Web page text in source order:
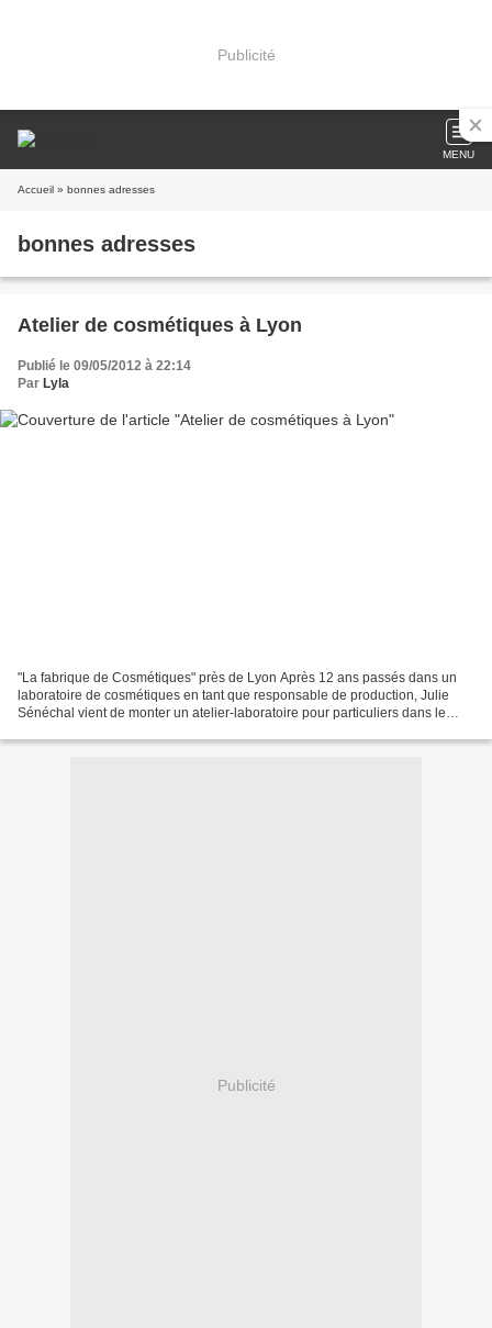
Publicité
MENU
Accueil » bonnes adresses
bonnes adresses
Atelier de cosmétiques à Lyon
Publié le 09/05/2012 à 22:14
Par Lyla
"La fabrique de Cosmétiques" près de Lyon Après 12 ans passés dans un
laboratoire de cosmétiques en tant que responsable de production, Julie
Sénéchal vient de monter un atelier-laboratoire pour particuliers dans le
Publicité